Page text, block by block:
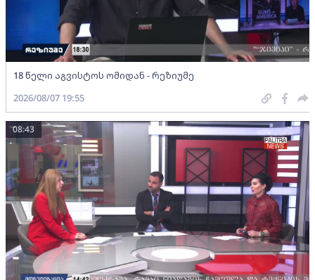
18 წელი აგვისტოს ომიდან - რეზიუმე
2026/08/07 19:55
08:43